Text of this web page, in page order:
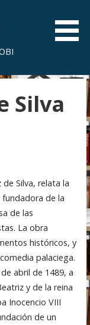
Silva
Silva, relata la
de la
de las
La obra
históricos, y
palaciega.
abril de 1489, a
y de la reina
Inocencio VIII
de un